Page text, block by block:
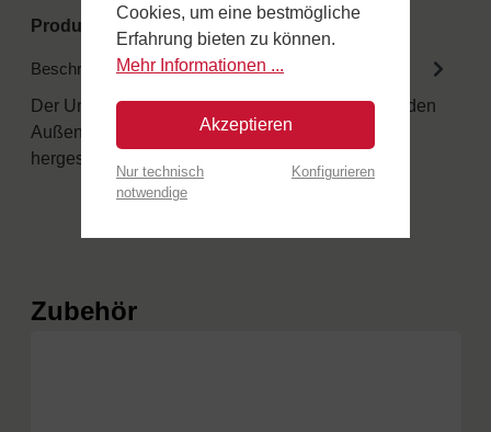
Produktnummer: FINC100
Beschreibung
Der Unterschied in den Details Alle Holzöfen für den
Außenbereich sind aus speziellen Materialien
hergestellt. Obere Tür au…
Produktgalerie überspringen
Zubehör
Cookies, um eine bestmögliche
Erfahrung bieten zu können.
Mehr Informationen ...
Akzeptieren
Nur technisch
notwendige
Konfigurieren